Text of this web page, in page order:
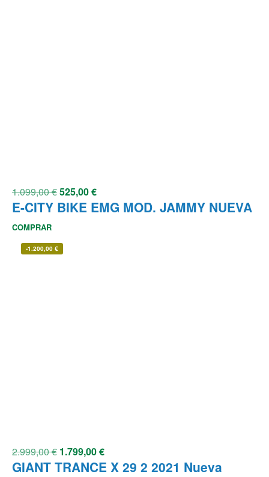
1.099,00€525,00€
E-CITY BIKE EMG MOD. JAMMY NUEVA
COMPRAR
-1.200,00 €
2.999,00€ 1.799,00€
GIANT TRANCE X 29 2 2021 Nueva